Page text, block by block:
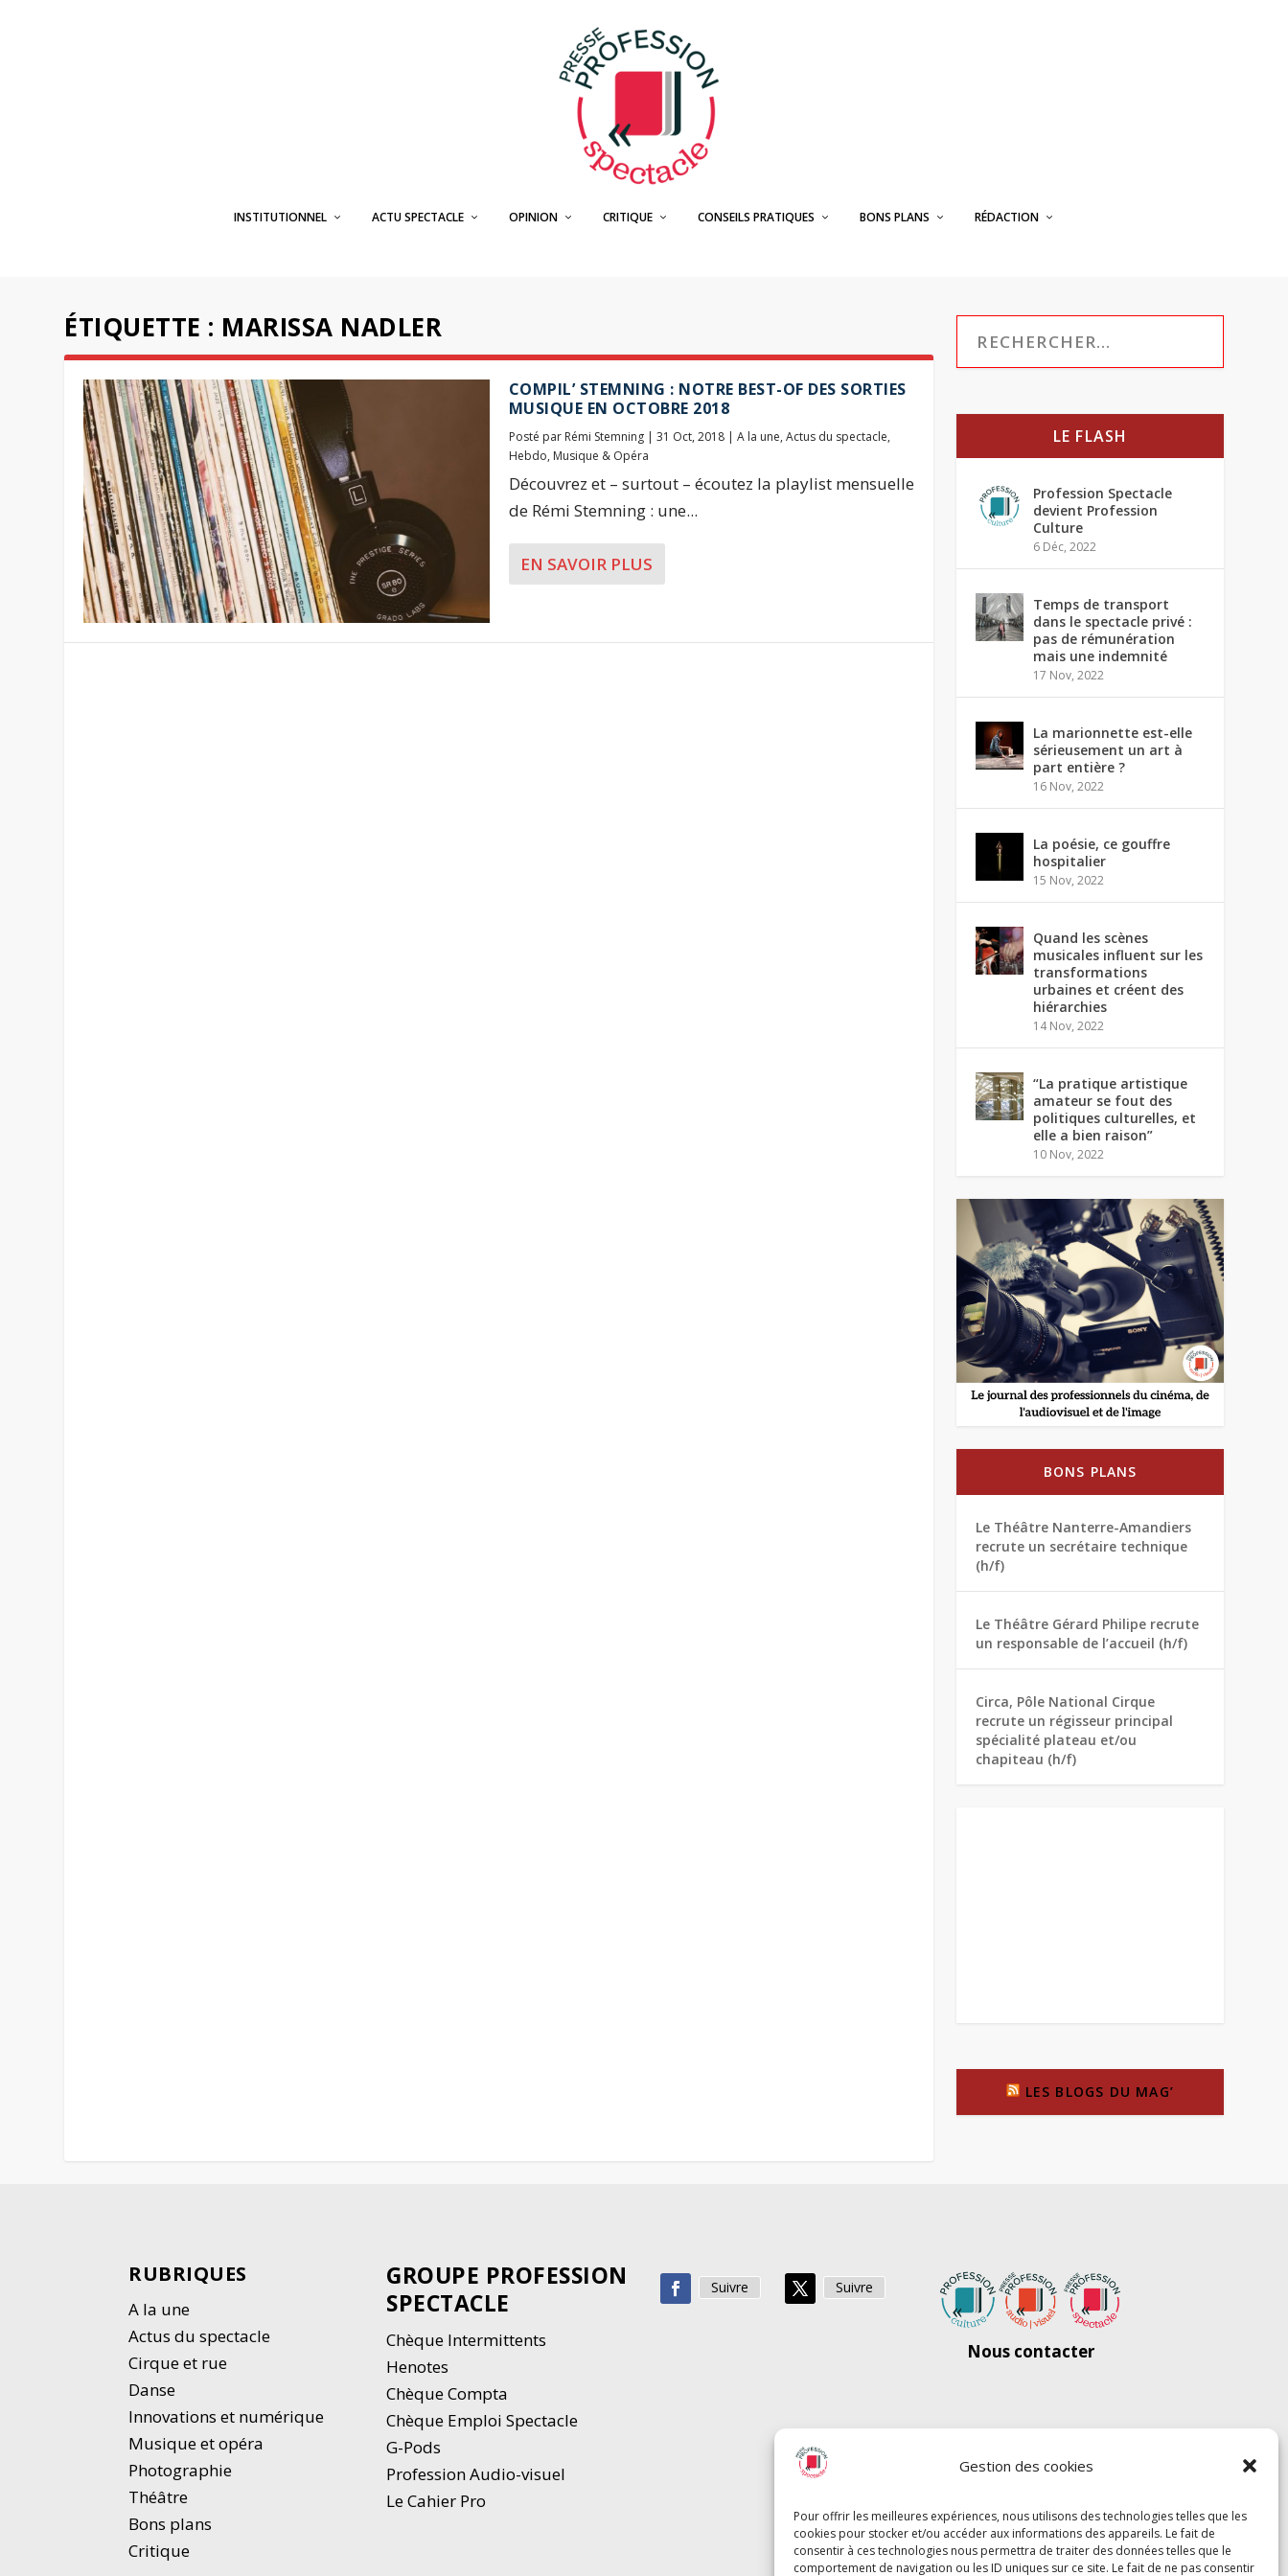
Gestion des cookies
Pour offrir les meilleures expériences, nous utilisons des technologies telles que les
cookies pour stocker et/ou accéder aux informations des appareils. Le fait de
consentir à ces technologies nous permettra de traiter des données telles que le
comportement de navigation ou les ID uniques sur ce site. Le fait de ne pas consentir
INSTITUTIONNEL ACTU SPECTACLE OPINION CRITIQUE CONSEILS PRATIQUES BONS PLANS RÉDACTION
ÉTIQUETTE : MARISSA NADLER
COMPIL’ STEMNING : NOTRE BEST-OF DES SORTIES
MUSIQUE EN OCTOBRE 2018
Posté par Rémi Stemning| 31 Oct, 2018| A la une, Actus du spectacle,
Hebdo, Musique & Opéra
Découvrez et – surtout – écoutez la playlist mensuelle
de Rémi Stemning : une...
EN SAVOIR PLUS
LE FLASH
Profession Spectacle
devient Profession
Culture
6 Déc, 2022
Temps de transport
dans le spectacle privé :
pas de rémunération
mais une indemnité
17 Nov, 2022
La marionnette est-elle
sérieusement un art à
part entière ?
16 Nov, 2022
La poésie, ce gouffre
hospitalier
15 Nov, 2022
Quand les scènes
musicales influent sur les
transformations
urbaines et créent des
hiérarchies
14 Nov, 2022
“La pratique artistique
amateur se fout des
politiques culturelles, et
elle a bien raison”
10 Nov, 2022
BONS PLANS
Le Théâtre Nanterre-Amandiers
recrute un secrétaire technique
(h/f)
Le Théâtre Gérard Philipe recrute
un responsable de l’accueil (h/f)
Circa, Pôle National Cirque
recrute un régisseur principal
spécialité plateau et/ou
chapiteau (h/f)
LES BLOGS DU MAG’
RUBRIQUES
A la une
Actus du spectacle
Cirque et rue
Danse
Innovations et numérique
Musique et opéra
Photographie
Théâtre
Bons plans
Critique
GROUPE PROFESSION
SPECTACLE
Chèque Intermittents
Henotes
Chèque Compta
Chèque Emploi Spectacle
G-Pods
Profession Audio-visuel
Le Cahier Pro
Suivre Suivre
Nous contacter